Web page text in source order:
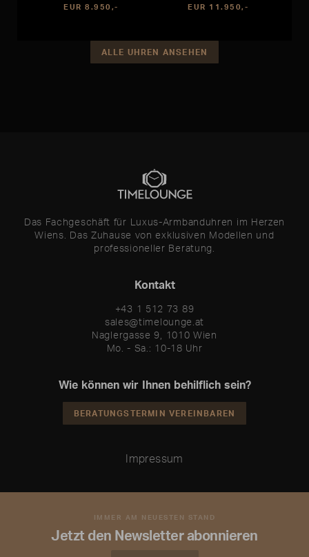
EUR 8.950,- EUR 11.950,-
ALLE UHREN ANSEHEN
Das Fachgeschäft für Luxus-Armbanduhren im Herzen
Wiens. Das Zuhause von exklusiven Modellen und
professioneller Beratung.
Kontakt
+43 1 512 73 89
sales@timelounge.at
Naglergasse 9, 1010 Wien
Mo. - Sa.: 10-18 Uhr
Wie können wir Ihnen behilflich sein?
BERATUNGSTERMIN VEREINBAREN
Impressum
IMMER AM NEUESTEN STAND
Jetzt den Newsletter abonnieren